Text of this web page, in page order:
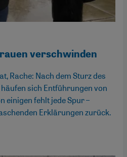
verschwinden
Rache: Nach dem Sturz des
sich Entführungen von
einigen fehlt jede Spur –
Erklärungen zurück.